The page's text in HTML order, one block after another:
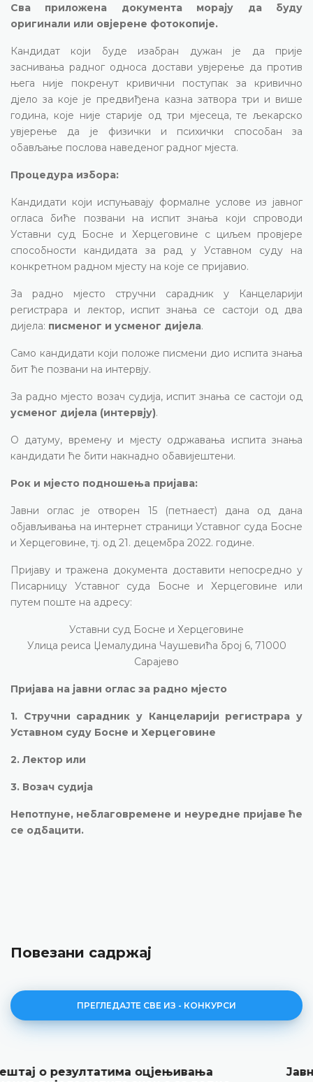
Сва приложена документа морају да буду
оригинали или овјерене фотокопије.
Кандидат који буде изабран дужан је да прије
заснивања радног односа достави увјерење да против
њега није покренут кривични поступак за кривично
дјело за које је предвиђена казна затвора три и више
година, које није старије од три мјесеца, те љекарско
увјерење да је физички и психички способан за
обављање послова наведеног радног мјеста.
Процедура избора:
Кандидати који испуњавају формалне услове из јавног
огласа биће позвани на испит знања који спроводи
Уставни суд Босне и Херцеговине с циљем провјере
способности кандидата за рад у Уставном суду на
конкретном радном мјесту на које се пријавио.
За радно мјесто стручни сарадник у Канцеларији
регистрара и лектор, испит знања се састоји од два
дијела: писменог и усменог дијела.
Само кандидати који положе писмени дио испита знања
бит ће позвани на интервју.
За радно мјесто возач судија, испит знања се састоји од
усменог дијела (интервју).
О датуму, времену и мјесту одржавања испита знања
кандидати ће бити накнадно обавијештени.
Рок и мјесто подношења пријава:
Јавни оглас је отворен 15 (петнаест) дана од дана
објављивања на интернет страници Уставног суда Босне
и Херцеговине, тј. од 21. децембра 2022. године.
Пријаву и тражена документа доставити непосредно у
Писарницу Уставног суда Босне и Херцеговине или
путем поште на адресу:
Уставни суд Босне и Херцеговине
Улица реиса Џемалудина Чаушевића број 6, 71000
Сарајево
Пријава на јавни оглас за радно мјесто
1. Стручни сарадник у Канцеларији регистрара у
Уставном суду Босне и Херцеговине
2. Лектор или
3. Возач судија
Непотпуне, неблаговремене и неуредне пријаве ће
се одбацити.
Повезани садржај
ПРЕГЛЕДАЈТЕ СВЕ ИЗ - КОНКУРСИ
Јавни оглас за радно мјесто Преводиоца